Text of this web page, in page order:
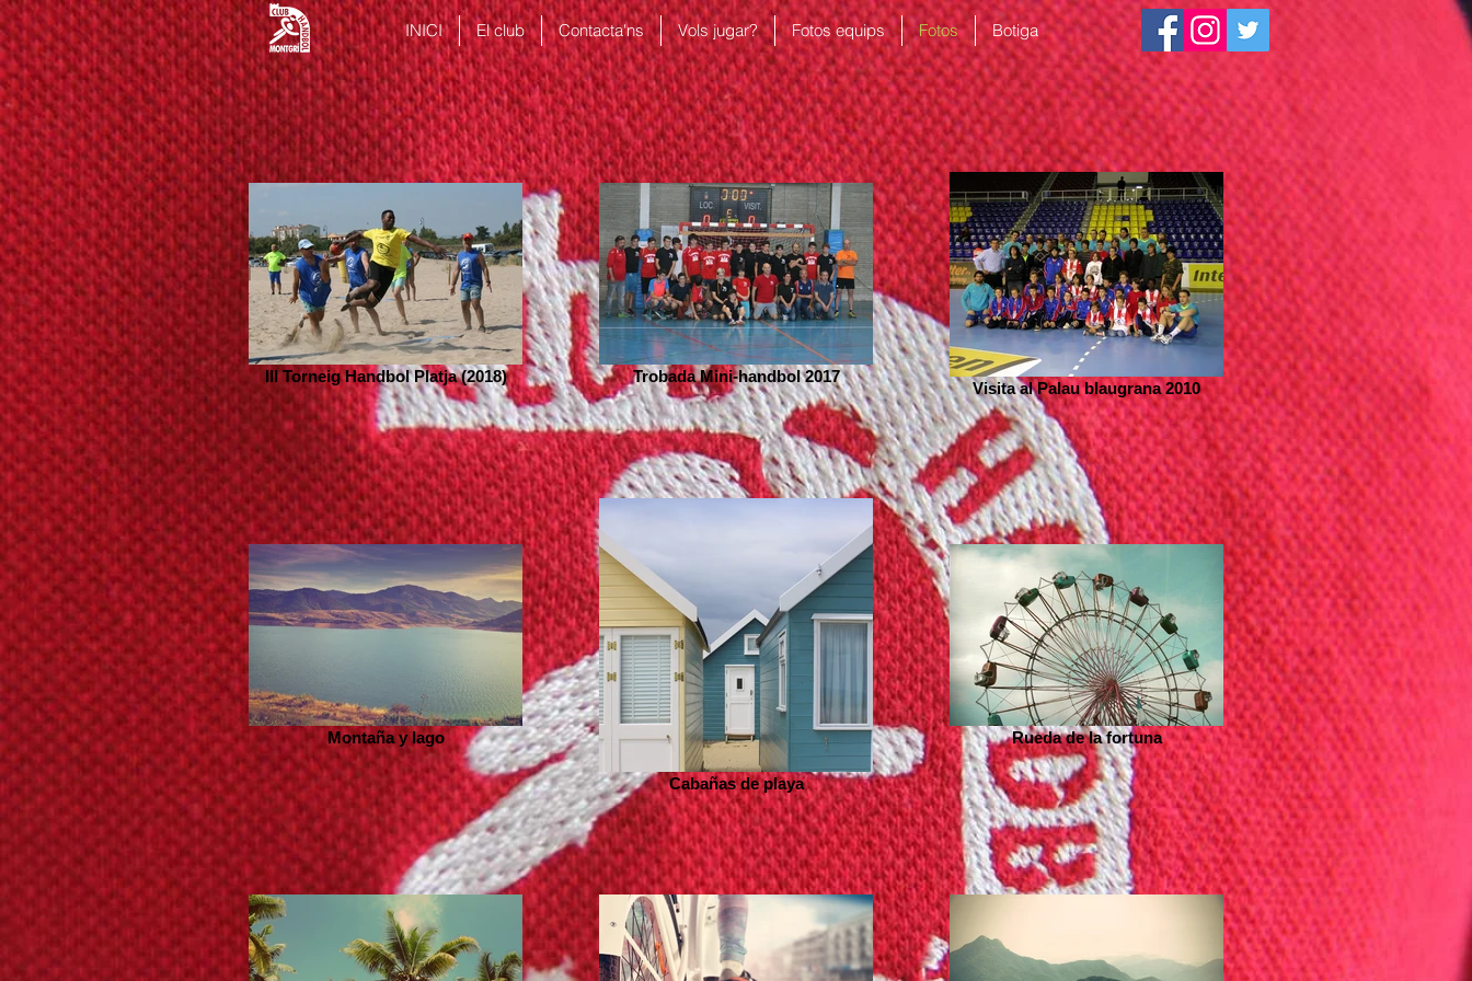
INICI El club Contacta'ns Vols jugar? Fotos equips Fotos Botiga
III Torneig Handbol Platja (2018) Trobada Mini-handbol 2017
Visita al Palau blaugrana 2010
Montaña y lago
Cabañas de playa
Rueda de la fortuna